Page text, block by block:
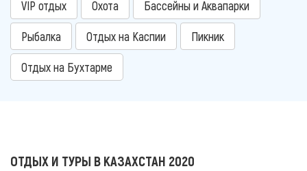
VIP отдых Охота Бассейны и Аквапарки
Рыбалка Отдых на Каспии Пикник
Отдых на Бухтарме
ОТДЫХ И ТУРЫ В КАЗАХСТАН 2020